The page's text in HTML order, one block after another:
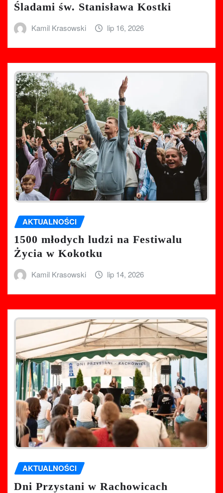
Śladami św. Stanisława Kostki
Kamil Krasowski lip 16, 2026
AKTUALNOŚCI
1500 młodych ludzi na Festiwalu
Życia w Kokotku
Kamil Krasowski lip 14, 2026
AKTUALNOŚCI
Dni Przystani w Rachowicach